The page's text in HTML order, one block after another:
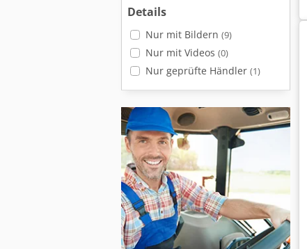
Details
Nur mit Bildern (9)
Nur mit Videos (0)
Nur geprüfte Händler (1)